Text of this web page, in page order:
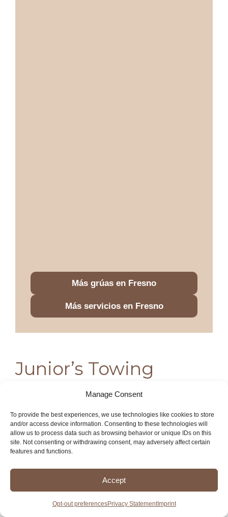
Manage Consent
To provide the best experiences, we use technologies like cookies to store
and/or access device information. Consenting to these technologies will
allow us to process data such as browsing behavior or unique IDs on this
site. Not consenting or withdrawing consent, may adversely affect certain
features and functions.
Accept
Opt-out preferencesPrivacy StatementImprint
Más grúas en Fresno
Más servicios en Fresno
Junior’s Towing
Con años de experiencia en el sector, ofrecen una
vehículos, asistencia en carretera y transporte de
maquinaria pesada. Su equipo de profesionales
capacitados y sus grúas de última generación les
cada situación se maneje con la máxima